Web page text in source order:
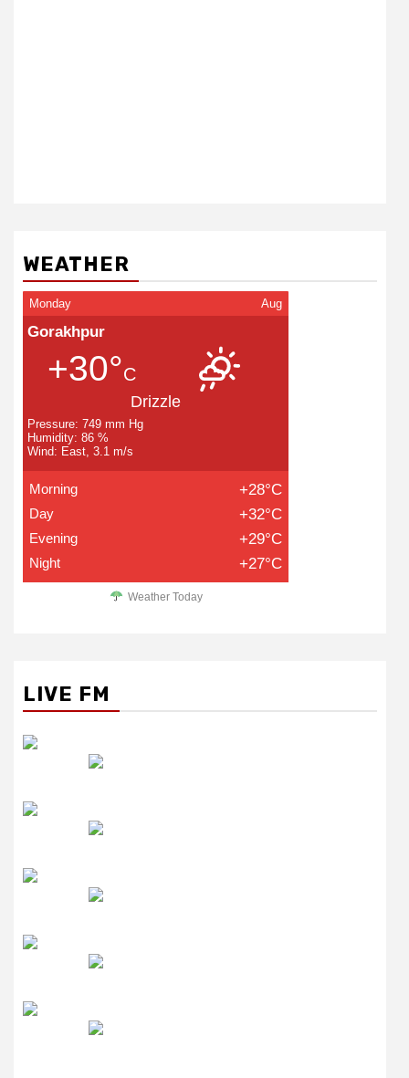
WEATHER
Monday Aug
Gorakhpur
+30°C
Drizzle
Pressure: 749 mm Hg
Humidity: 86 %
Wind: East, 3.1 m/s
Morning +28°C
Day +32°C
Evening +29°C
Night +27°C
Weather Today
LIVE FM